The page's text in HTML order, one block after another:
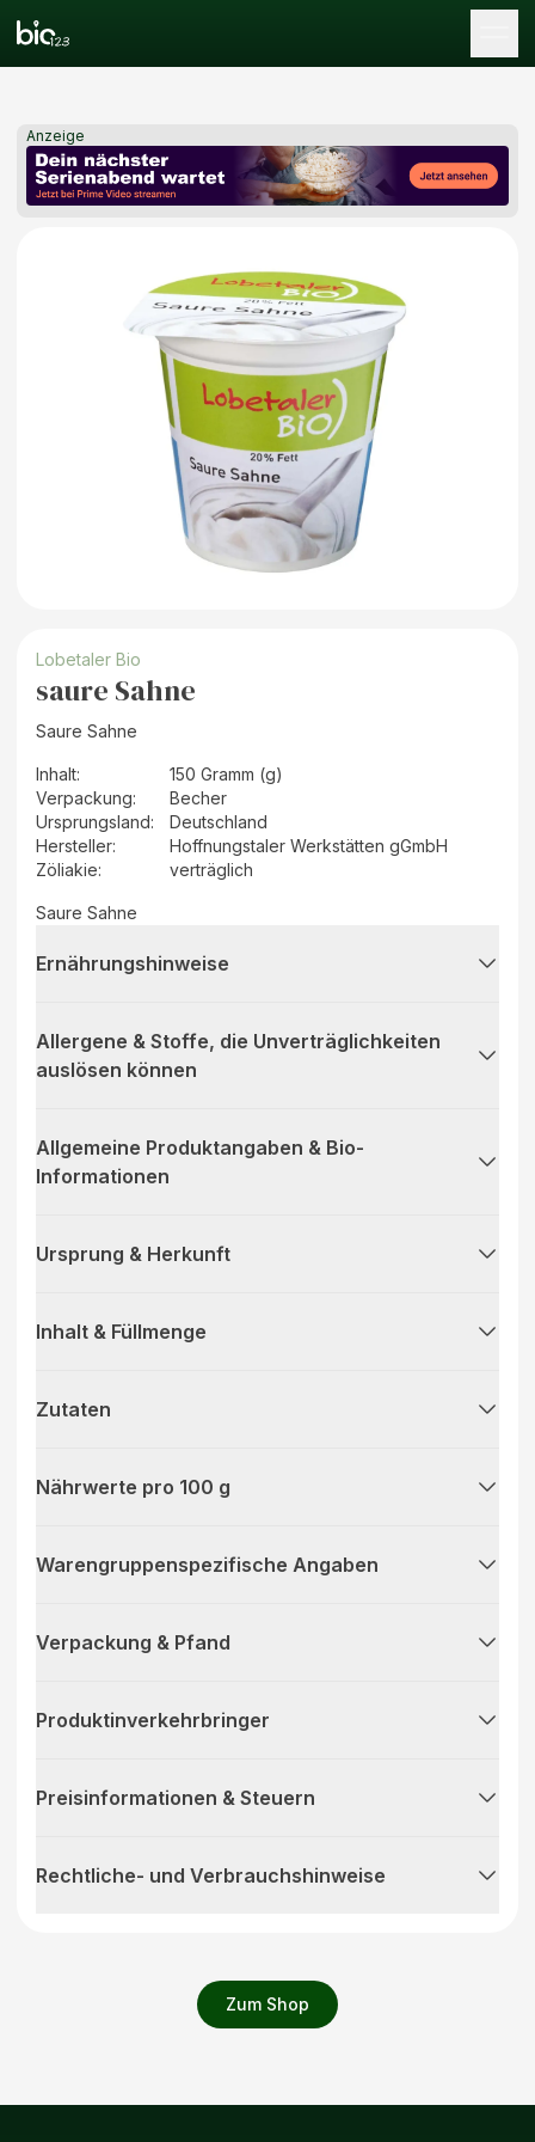
Anzeige
Zum Shop
Lobetaler Bio
saure Sahne
Saure Sahne
Inhalt:
150 Gramm (g)
Verpackung:
Becher
Ursprungsland:
Deutschland
Hersteller:
Hoffnungstaler Werkstätten gGmbH
Zöliakie:
verträglich
Saure Sahne
Ernährungshinweise
Allergene & Stoffe, die Unverträglichkeiten
auslösen können
Allgemeine Produktangaben & Bio-
Informationen
Ursprung & Herkunft
Inhalt & Füllmenge
Zutaten
Nährwerte pro 100 g
Warengruppenspezifische Angaben
Verpackung & Pfand
Produktinverkehrbringer
Preisinformationen & Steuern
Rechtliche- und Verbrauchshinweise